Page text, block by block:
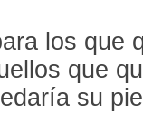
los que
que
su